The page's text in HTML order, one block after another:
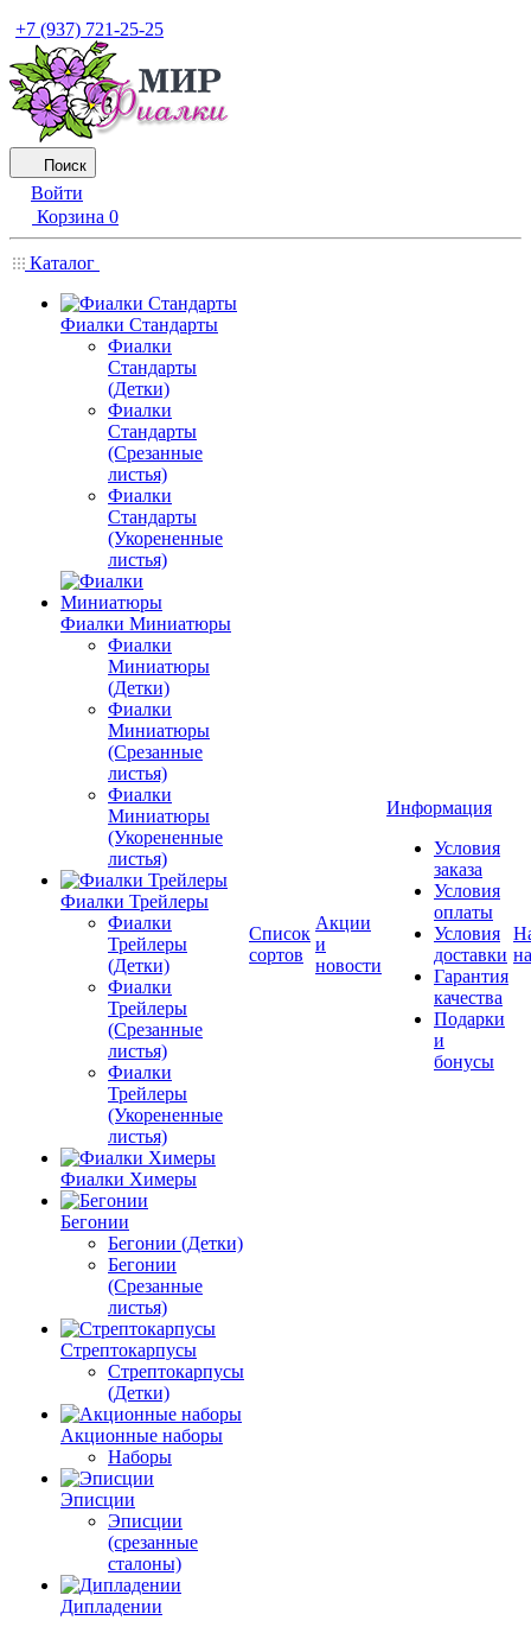
+7 (937) 721-25-25
Поиск
Войти
Корзина 0
Каталог
Фиалки Стандарты
Фиалки
Стандарты
(Детки)
Фиалки
Стандарты
(Срезанные
листья)
Фиалки
Стандарты
(Укорененные
листья)
Фиалки Миниатюры
Фиалки
Миниатюры
(Детки)
Фиалки
Миниатюры
(Срезанные
листья)
Фиалки
Миниатюры
(Укорененные
листья)
Фиалки Трейлеры
Фиалки
Трейлеры
(Детки)
Фиалки
Трейлеры
(Срезанные
листья)
Фиалки
Трейлеры
(Укорененные
листья)
Фиалки Химеры
Бегонии
Бегонии (Детки)
Бегонии
(Срезанные
листья)
Стрептокарпусы
Стрептокарпусы
(Детки)
Акционные наборы
Наборы
Эписции
Эписции
(срезанные
сталоны)
Дипладении
Список
сортов
Акции
и
новости
Информация
Условия
заказа
Условия
оплаты
Условия
доставки
Гарантия
качества
Подарки
и
бонусы